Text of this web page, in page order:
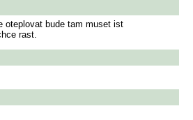
oteplovat bude tam muset ist
rast.